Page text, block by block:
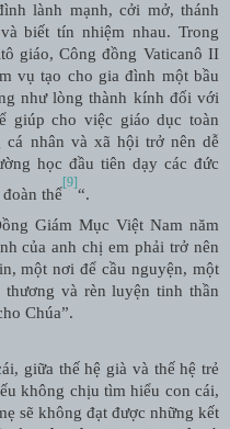
lành mạnh, cởi mở, thánh
biết tín nhiệm nhau. Trong
giáo, Công đồng Vaticanô II
vụ tạo cho gia đình một bầu
như lòng thành kính đối với
giúp cho việc giáo dục toàn
nhân và xã hội trở nên dễ
học đầu tiên dạy các đức
thể
[9]
“.
Giám Mục Việt Nam năm
của anh chị em phải trở nên
một nơi để cầu nguyện, một
thương và rèn luyện tinh thần
Chúa”.
giữa thế hệ già và thế hệ trẻ
không chịu tìm hiểu con cái,
sẽ không đạt được những kết